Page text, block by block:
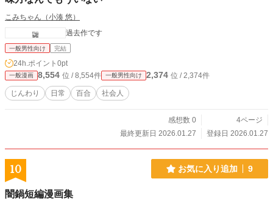
こみちゃん（小湊 悠）
過去作です
一般男性向け 完結
24h.ポイント 0pt
一般漫画 8,554 位 / 8,554件 一般男性向け 2,374 位 / 2,374件
じんわり 日常 百合 社会人
感想数 0
4ページ
最終更新日 2026.01.27
登録日 2026.01.27
10 お気に入り追加 9
闇鍋短編漫画集